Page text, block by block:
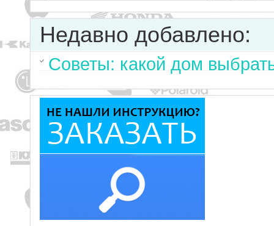
Недавно добавлено:
Советы: какой дом